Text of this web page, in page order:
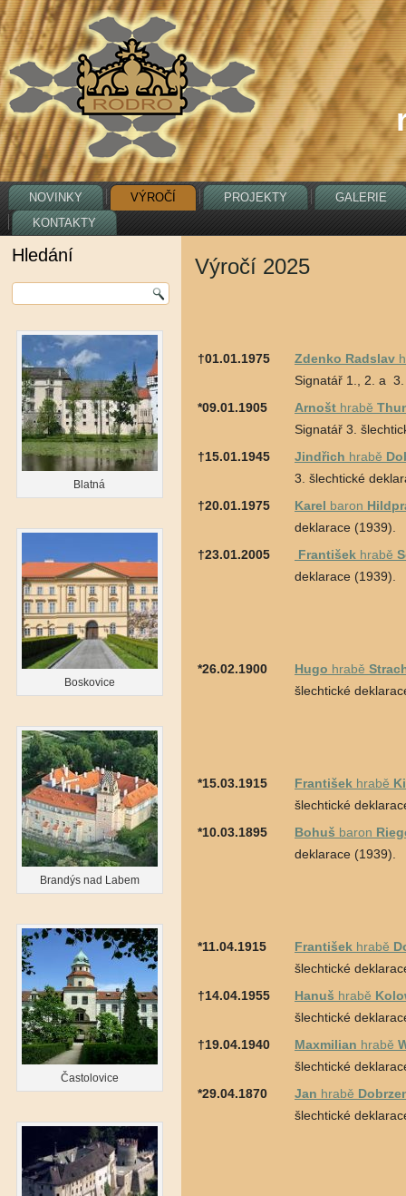
NOVINKY VÝROČÍ PROJEKTY
GALERIE
KONTAKTY
Hledání
Blatná
Boskovice
Brandýs nad Labem
Častolovice
Výročí 2025
†01.01.1975 Zdenko Radslav
Signatář 1., 2. a
*09.01.1905
Arnošt hrabě
Signatář 3.
†15.01.1945
Jindřich hrabě
3. šlechtické
†20.01.1975
Karel baron
deklarace (1939).
†23.01.2005
František hrabě
deklarace (1939).
*26.02.1900 Hugo hrabě
šlechtické
*15.03.1915 František hrabě
šlechtické
*10.03.1895
Bohuš baron
deklarace (1939).
*11.04.1915 František hrabě
šlechtické
†14.04.1955
Hanuš hrabě
šlechtické
†19.04.1940
Maxmilian hrabě
šlechtické
*29.04.1870
Jan hrabě
šlechtické